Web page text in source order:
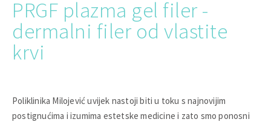
PRGF plazma gel filer -
dermalni filer od vlastite
krvi
Poliklinika Milojević uvijek nastoji biti u toku s najnovijim
postignućima i izumima estetske medicine i zato smo ponosni